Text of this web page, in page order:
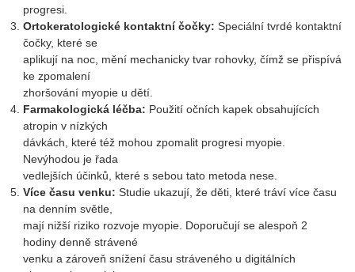
progresi.
Ortokeratologické kontaktní čočky: Speciální tvrdé kontaktní
čočky, které se
aplikují na noc, mění mechanicky tvar rohovky, čímž se přispívá
ke zpomalení
zhoršování myopie u dětí.
Farmakologická léčba: Použití očních kapek obsahujících
atropin v nízkých
dávkách, které též mohou zpomalit progresi myopie.
Nevýhodou je řada
vedlejších účinků, které s sebou tato metoda nese.
Více času venku: Studie ukazují, že děti, které tráví více času
na denním světle,
mají nižší riziko rozvoje myopie. Doporučují se alespoň 2
hodiny denně strávené
venku a zároveň snížení času stráveného u digitálních